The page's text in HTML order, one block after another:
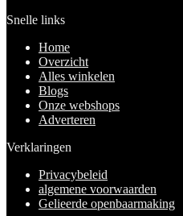
Snelle links
Home
Overzicht
Alles winkelen
Blogs
Onze webshops
Adverteren
Verklaringen
Privacybeleid
algemene voorwaarden
Gelieerde openbaarmaking